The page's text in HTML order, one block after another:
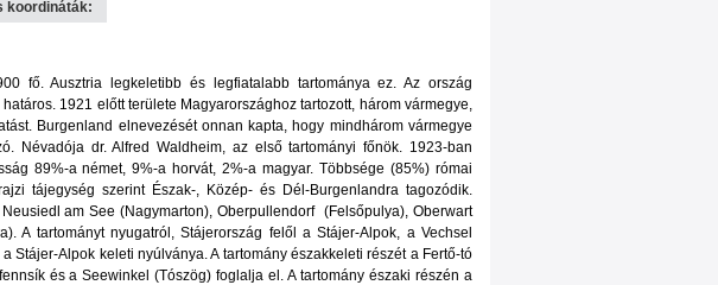
koordináták:
fő. Ausztria legkeletibb és legfiatalabb tartománya ez. Az ország
1921 előtt területe Magyarországhoz tartozott, három vármegye,
Burgenland elnevezését onnan kapta, hogy mindhárom vármegye
Névadója dr. Alfred Waldheim, az első tartományi főnök. 1923-ban
89%-a német, 9%-a horvát, 2%-a magyar. Többsége (85%) római
tájegység szerint Észak-, Közép- és Dél-Burgenlandra tagozódik.
am See (Nagymarton), Oberpullendorf (Felsőpulya), Oberwart
A tartományt nyugatról, Stájerország felől a Stájer-Alpok, a Vechsel
Stájer-Alpok keleti nyúlványa. A tartomány északkeleti részét a Fertő-tó
és a Seewinkel (Tószög) foglalja el. A tartomány északi részén a